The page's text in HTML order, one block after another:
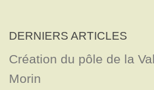
DERNIERS ARTICLES
Création du pôle de la
Morin